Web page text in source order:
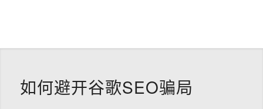
如何避开谷歌SEO骗局